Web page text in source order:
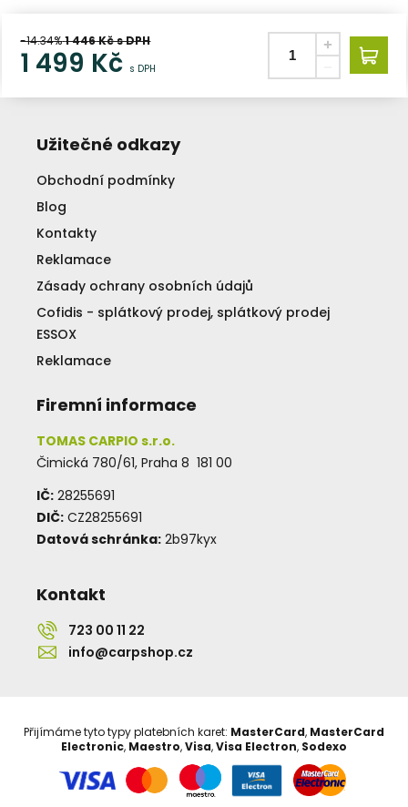
-14.34%1 446Kč s DPH
1 499 Kč s DPH
Užitečné odkazy
Obchodní podmínky
Blog
Kontakty
Reklamace
Zásady ochrany osobních údajů
Cofidis - splátkový prodej, splátkový prodej
ESSOX
Reklamace
Firemní informace
TOMAS CARPIO s.r.o.
Čimická 780/61, Praha 8 181 00
IČ: 28255691
DIČ: CZ28255691
Datová schránka: 2b97kyx
Kontakt
723 00 11 22
info@carpshop.cz
Přijímáme tyto typy platebních karet: MasterCard, MasterCard
Electronic, Maestro,Visa,Visa Electron, Sodexo